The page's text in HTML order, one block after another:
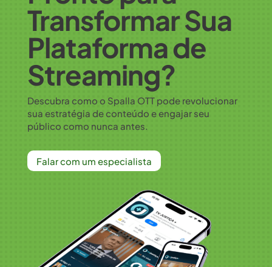
Transformar Sua
Plataforma de
Streaming?
Descubra como o Spalla OTT pode revolucionar
sua estratégia de conteúdo e engajar seu
público como nunca antes.
Falar com um especialista